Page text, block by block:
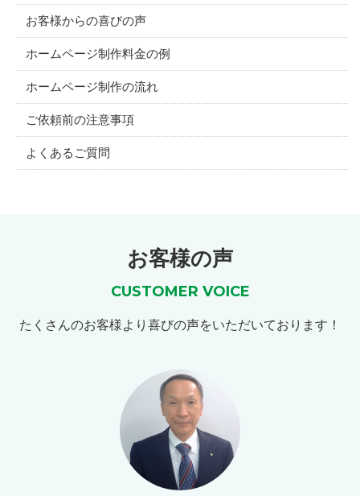
お客様からの喜びの声
ホームページ制作料金の例
ホームページ制作の流れ
ご依頼前の注意事項
よくあるご質問
お客様の声
CUSTOMER VOICE
たくさんのお客様より喜びの声をいただいております！